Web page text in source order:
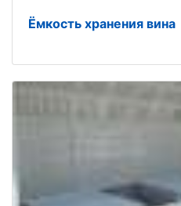
Ёмкость хранения вина